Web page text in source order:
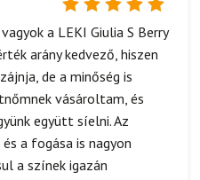
Értékelés:
a LEKI Giulia S Berry
arány kedvező, hiszen
de a minőség is
vásároltam, és
együtt síelni. Az
a fogása is nagyon
a színek igazán